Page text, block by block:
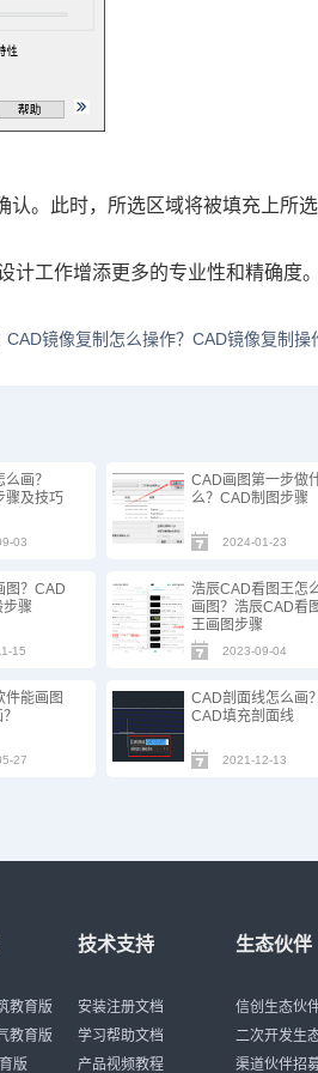
认。此时，所选区域将被填充上所
工作增添更多的专业性和精确度。
CAD镜像复制怎么操作？CAD镜像复制操
画？
骤及技巧
03
CAD画图第一步做
么？CAD制图步骤
2024-01-23
图？CAD
步骤
15
浩辰CAD看图王怎
画图？浩辰CAD看
王画图步骤
2023-09-04
件能画图
27
CAD剖面线怎么画？
CAD填充剖面线
2021-12-13
教育版
教育版
版
技术支持
安装注册文档
学习帮助文档
产品视频教程
生态伙伴
信创生态伙
二次开发生
渠道伙伴招